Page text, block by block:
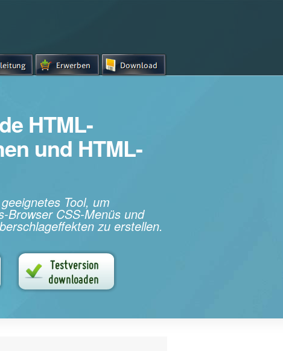
HTML-
und HTML-
Tool, um
Browser CSS-Menüs und
zu erstellen.